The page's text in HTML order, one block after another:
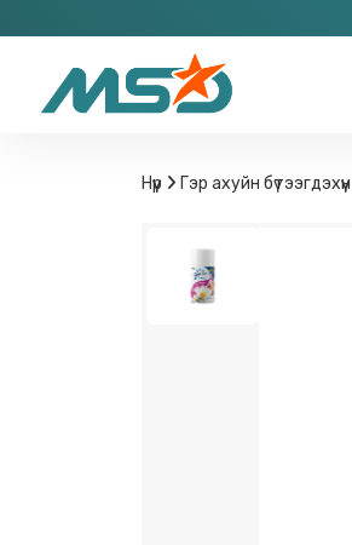
Нүүр Гэр ахуйн бүтээгдэхүүн